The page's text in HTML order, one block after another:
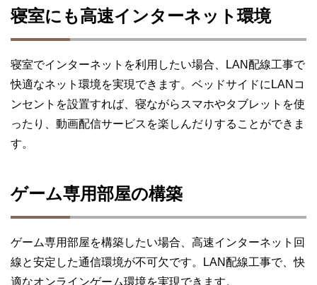
寝室にも高速インターネット環境
寝室でインターネットを利用したい場合、LAN配線工事で
快適なネット環境を実現できます。ベッドサイドにLANコ
ンセントを設置すれば、寝ながらスマホやタブレットを使
ったり、動画配信サービスを楽しんだりすることができま
す。
ゲーム専用部屋の構築
ゲーム専用部屋を構築したい場合、高速インターネット回
線と安定した通信環境が不可欠です。LAN配線工事で、快
適なオンラインゲーム環境を実現できます。